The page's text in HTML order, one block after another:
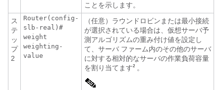
ことを示します。
ス
テ
ッ
プ
2
Router(config-
slb-real)#
weight
weighting-
value
（任意）ラウンドロビンまたは最小接続
が選択されている場合は、仮想サーバ予
測アルゴリズムの重み付け値を設定し
て、サーバ ファーム内のその他のサーバ
に対する相対的なサーバの作業負荷容量
を割り当てます2 。